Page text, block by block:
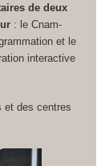
de deux
: le Cnam-
et le
interactive
et des centres